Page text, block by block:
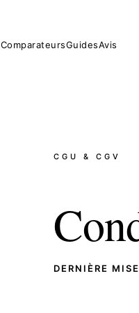
ComparateursGuidesAvis
CGU & CGV
DERNIÈRE